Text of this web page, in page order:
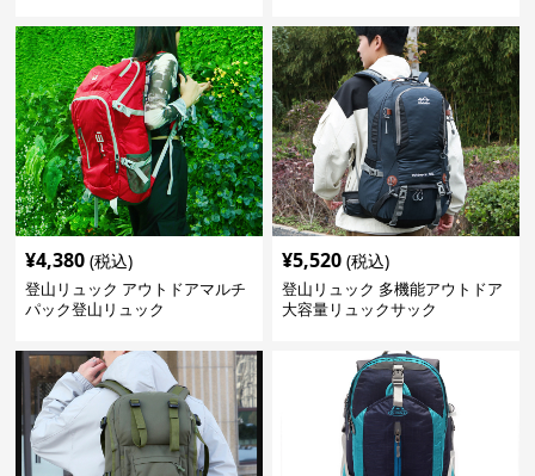
¥4,380 (税込)
登山リュック アウトドアマルチ
パック登山リュック
¥5,520 (税込)
登山リュック 多機能アウトドア
大容量リュックサック